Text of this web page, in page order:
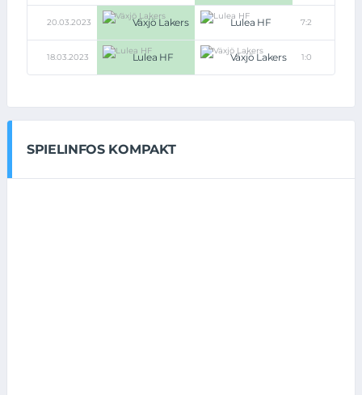
20.03.2023 Växjö Lakers Lulea HF 7:2
18.03.2023 Lulea HF Växjö Lakers 1:0
SPIELINFOS KOMPAKT